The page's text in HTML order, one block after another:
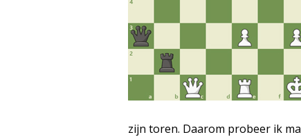
zijn toren. Daarom probeer ik